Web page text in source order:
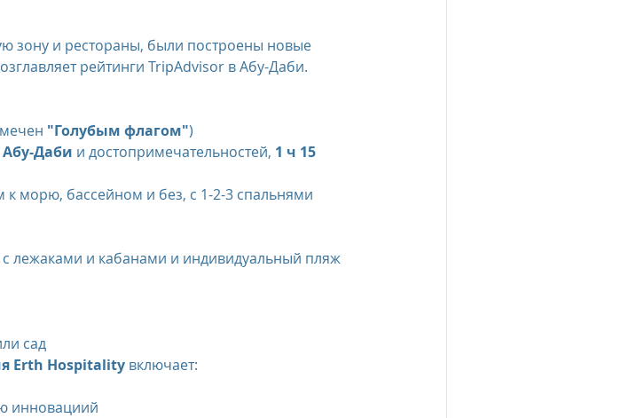
The Oberoi Sahl Hasheesh, Egypt The Oberoi Zahra, Egypt
Regent Bali Canggu Eclat Beijing
зону и рестораны, были построены новые
рейтинги TripAdvisor в Абу-Даби.
"Голубым флагом")
Даби и достопримечательностей, 1 ч 15
морю, бассейном и без, с 1-2-3 спальнями
сад
Erth Hospitality включает:
инновациий